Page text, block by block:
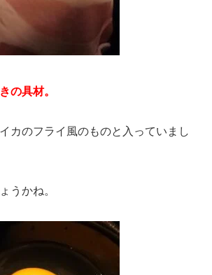
の具材。
カのフライ風のものと入っていまし
うかね。